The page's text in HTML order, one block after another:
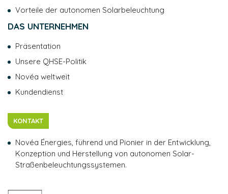
Vorteile der autonomen Solarbeleuchtung
DAS UNTERNEHMEN
Präsentation
Unsere QHSE-Politik
Novéa weltweit
Kundendienst
KONTAKT
Novéa Énergies, führend und Pionier in der Entwicklung,
Konzeption und Herstellung von autonomen Solar-
Straßenbeleuchtungssystemen.